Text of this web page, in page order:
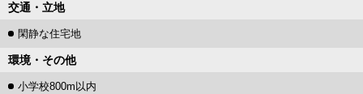
交通・立地
閑静な住宅地
環境・その他
小学校800m以内